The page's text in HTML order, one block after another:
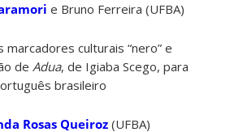
e Bruno Ferreira (UFBA)
culturais “nero” e
de Adua, de Igiaba Scego, para
brasileiro
Rosas Queiroz(UFBA)